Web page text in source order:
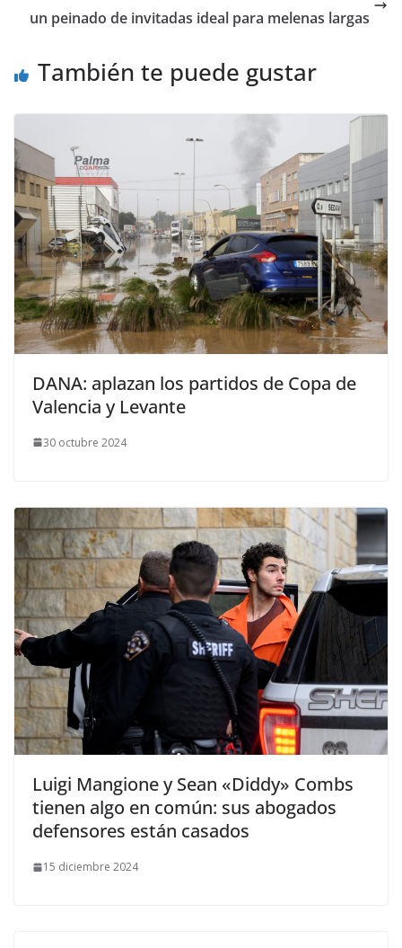
un peinado de invitadas ideal para melenas largas
También te puede gustar
DANA: aplazan los partidos de Copa de
Valencia y Levante
30 octubre 2024
​Luigi Mangione y Sean «Diddy» Combs
tienen algo en común: sus abogados
defensores están casados
15 diciembre 2024